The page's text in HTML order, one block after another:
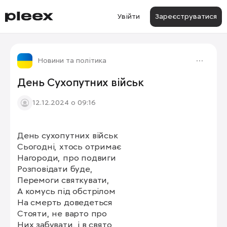
Увійти Зареєструватися
Новини та політика
День Сухопутних військ
12.12.2024 о 09:16
День сухопутних військ
Сьогодні, хтось отримає
Нагороди, про подвиги
Розповідати буде,
Перемоги святкувати,
А комусь під обстрілом
На смерть доведеться
Стояти, не варто про
Них забувати, і в свято